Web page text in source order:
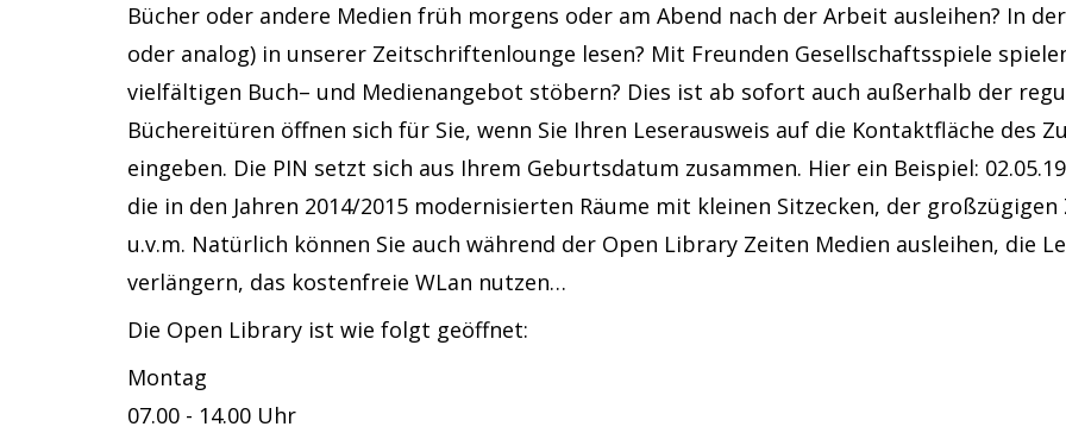
Bücher oder andere Medien früh morgens oder am Abend nach der Arbeit ausleihen? In
oder analog) in unserer Zeitschriftenlounge lesen? Mit Freunden Gesellschaftsspiele
vielfältigen Buch– und Medienangebot stöbern? Dies ist ab sofort auch außerhalb der
Büchereitüren öffnen sich für Sie, wenn Sie Ihren Leserausweis auf die Kontaktfläche des
eingeben. Die PIN setzt sich aus Ihrem Geburtsdatum zusammen. Hier ein Beispiel:
die in den Jahren 2014/2015 modernisierten Räume mit kleinen Sitzecken, der
u.v.m. Natürlich können Sie auch während der Open Library Zeiten Medien ausleihen, die
verlängern, das kostenfreie WLan nutzen…
Die Open Library ist wie folgt geöffnet:
Montag
07.00 - 14.00 Uhr